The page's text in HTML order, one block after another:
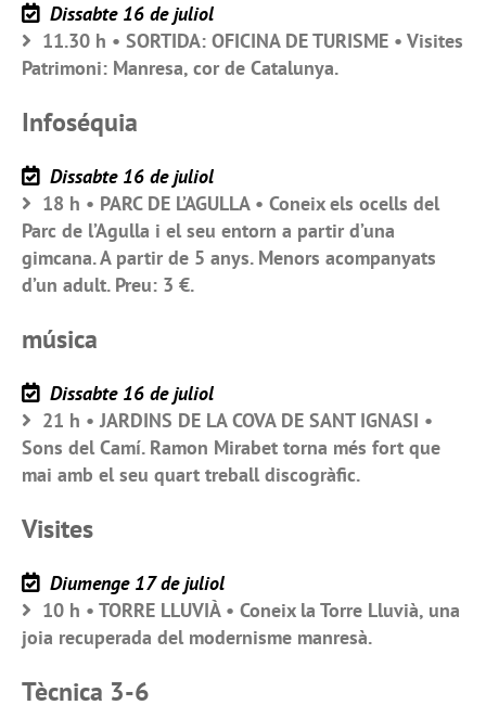
Dissabte 16 de juliol
11.30 h • SORTIDA: OFICINA DE TURISME • Visites
Patrimoni: Manresa, cor de Catalunya.
Infoséquia
Dissabte 16 de juliol
18 h • PARC DE L’AGULLA • Coneix els ocells del
Parc de l’Agulla i el seu entorn a partir d’una
gimcana. A partir de 5 anys. Menors acompanyats
d’un adult. Preu: 3 €.
música
Dissabte 16 de juliol
21 h • JARDINS DE LA COVA DE SANT IGNASI •
Sons del Camí. Ramon Mirabet torna més fort que
mai amb el seu quart treball discogràfic.
Visites
Diumenge 17 de juliol
10 h • TORRE LLUVIÀ • Coneix la Torre Lluvià, una
joia recuperada del modernisme manresà.
Tècnica 3-6